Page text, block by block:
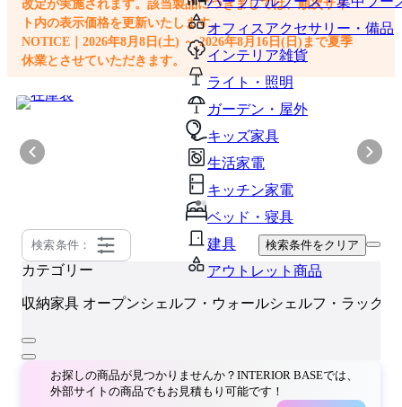
オフィスアクセサリー・備品
インテリア雑貨
ライト・照明
ガーデン・屋外
キッズ家具
生活家電
キッチン家電
ベッド・寝具
建具
アウトレット商品
改定が実施されます。該当製品につきましては、順次サイ
ト内の表示価格を更新いたします。
NOTICE｜2026年8月8日(土) ～ 2026年8月16日(日)まで夏季
休業とさせていただきます。
検索条件： 検索条件をクリア
カテゴリー
収納家具 オープンシェルフ・ウォールシェルフ・ラック
お探しの商品が見つかりませんか？INTERIOR BASEでは、
外部サイトの商品でもお見積もり可能です！